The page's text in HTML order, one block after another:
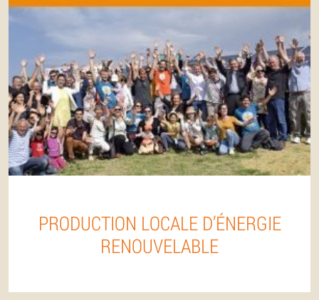
PRODUCTION LOCALE D’ÉNERGIE
RENOUVELABLE